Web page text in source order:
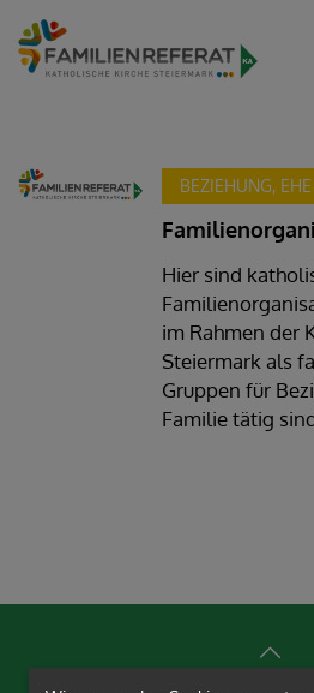
BEZIEHUNG,
Hier sind
im Rahmen der
Steiermark als
Gruppen für
Familie tätig